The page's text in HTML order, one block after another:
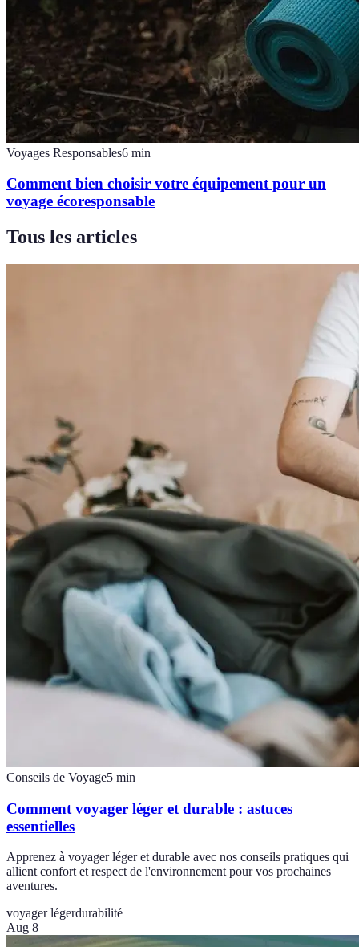
Voyages Responsables6 min
Comment bien choisir votre équipement pour un
voyage écoresponsable
Tous les articles
Conseils de Voyage5 min
Comment voyager léger et durable : astuces
essentielles
Apprenez à voyager léger et durable avec nos conseils pratiques qui
allient confort et respect de l'environnement pour vos prochaines
aventures.
voyager légerdurabilité
Aug 8